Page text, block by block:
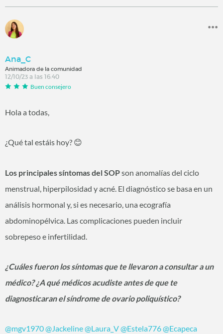
Ana_C
Animadora de la comunidad
12/10/23 a las 16:40
Buen consejero
Hola a todas,
¿Qué tal estáis hoy? 😊
Los principales síntomas del SOPson anomalías del ciclo
menstrual, hiperpilosidad y acné. El diagnóstico se basa en un
análisis hormonal y, si es necesario, una ecografía
abdominopélvica. Las complicaciones pueden incluir
sobrepeso e infertilidad.
¿Cuáles fueron los síntomas que te llevaron a consultar a un
médico? ¿A qué médicos acudiste antes de que te
diagnosticaran el síndrome de ovario poliquístico?
@mgv1970@Jackeline@Laura_V@Estela776@Ecapeca